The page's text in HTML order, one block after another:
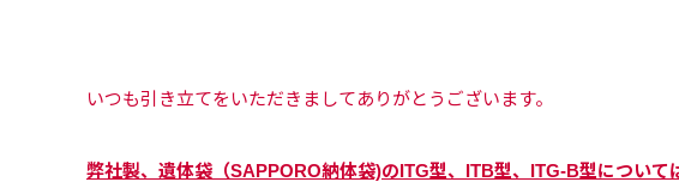
いつも引き立てをいただきましてありがとうございます。
弊社製、遺体袋（SAPPORO納体袋)のITG型、ITB型、ITG-B型について